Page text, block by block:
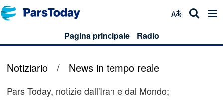
Pagina principale Radio
Notiziario / News in tempo reale
Pars Today, notizie dall'Iran e dal Mondo;